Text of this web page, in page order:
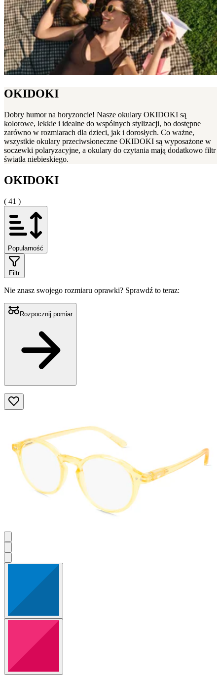
OKIDOKI
Dobry humor na horyzoncie! Nasze okulary OKIDOKI są
kolorowe, lekkie i idealne do wspólnych stylizacji, bo dostępne
zarówno w rozmiarach dla dzieci, jak i dorosłych. Co ważne,
wszystkie okulary przeciwsłoneczne OKIDOKI są wyposażone w
soczewki polaryzacyjne, a okulary do czytania mają dodatkowo filtr
światła niebieskiego.
OKIDOKI
( 41 )
Popularność
Filtr
Nie znasz swojego rozmiaru oprawki? Sprawdź to teraz:
Rozpocznij pomiar